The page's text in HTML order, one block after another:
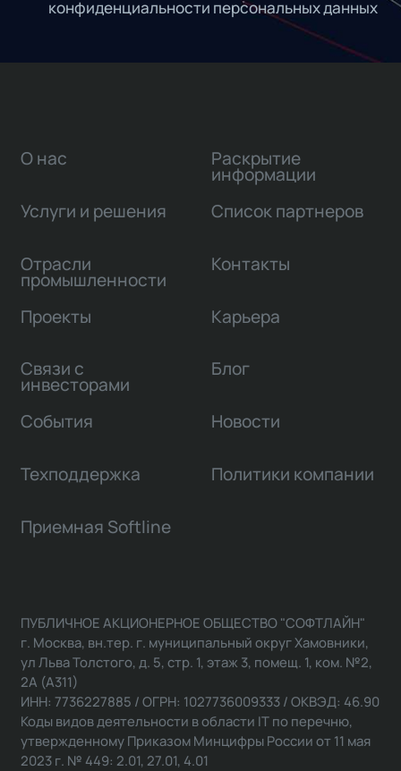
конфиденциальности персональных данных
О нас
Услуги и решения
Отрасли
промышленности
Проекты
Связи с
инвесторами
Раскрытие
информации
Список партнеров
Контакты
Карьера
Блог
События Новости
Техподдержка Политики компании
Приемная Softline
ПУБЛИЧНОЕ АКЦИОНЕРНОЕ ОБЩЕСТВО "СОФТЛАЙН"
г. Москва, вн.тер. г. муниципальный округ Хамовники,
ул Льва Толстого, д. 5, стр. 1, этаж 3, помещ. 1, ком. №2,
2А (А311)
ИНН: 7736227885 / ОГРН: 1027736009333 / ОКВЭД: 46.90
Коды видов деятельности в области IT по перечню,
утвержденному Приказом Минцифры России от 11 мая
2023 г. № 449: 2.01, 27.01, 4.01